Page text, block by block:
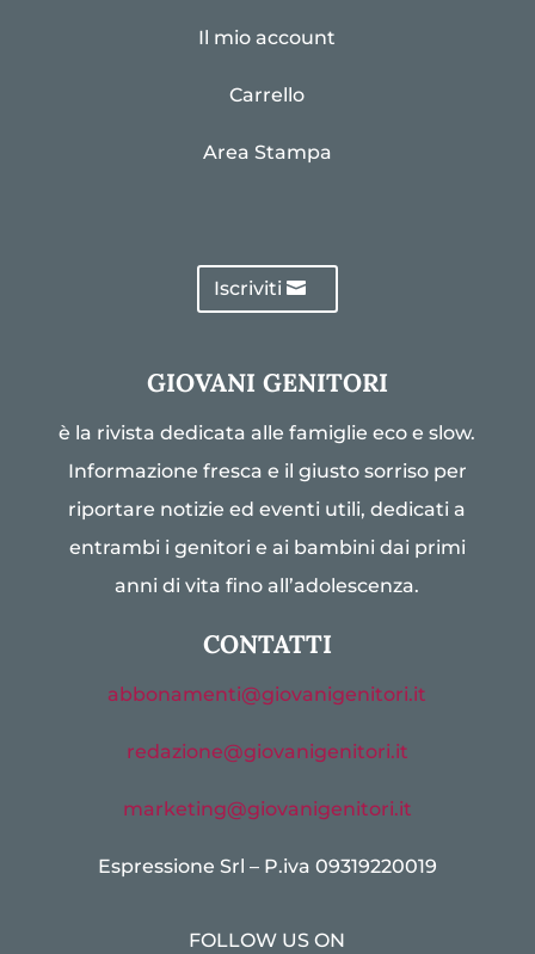
Il mio account
Carrello
Area Stampa
Iscriviti
GIOVANI GENITORI
è la rivista dedicata alle famiglie eco e slow.
Informazione fresca e il giusto sorriso per
riportare notizie ed eventi utili, dedicati a
entrambi i genitori e ai bambini dai primi
anni di vita fino all’adolescenza.
CONTATTI
abbonamenti@giovanigenitori.it
redazione@giovanigenitori.it
marketing@giovanigenitori.it
Espressione Srl – P.iva 09319220019
FOLLOW US ON